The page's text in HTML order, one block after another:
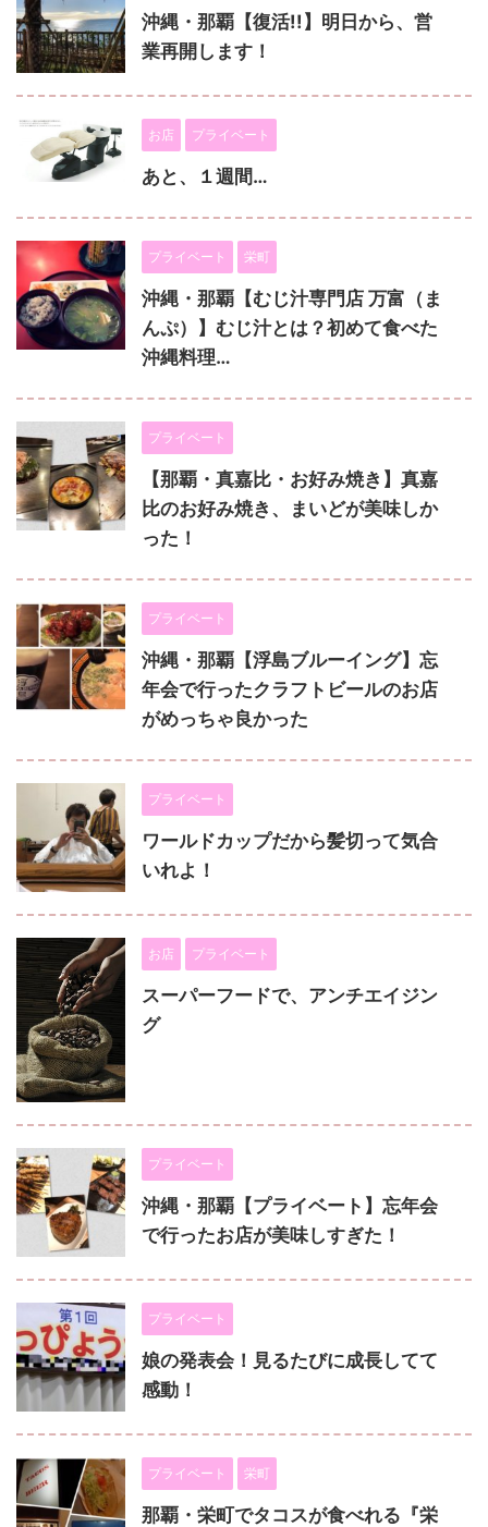
沖縄・那覇【復活!!】明日から、営
業再開します！
お店 プライベート
あと、１週間…
プライベート 栄町
沖縄・那覇【むじ汁専門店 万富（ま
んぷ）】むじ汁とは？初めて食べた
沖縄料理…
プライベート
【那覇・真嘉比・お好み焼き】真嘉
比のお好み焼き、まいどが美味しか
った！
プライベート
沖縄・那覇【浮島ブルーイング】忘
年会で行ったクラフトビールのお店
がめっちゃ良かった
プライベート
ワールドカップだから髪切って気合
いれよ！
お店 プライベート
スーパーフードで、アンチエイジン
グ
プライベート
沖縄・那覇【プライベート】忘年会
で行ったお店が美味しすぎた！
プライベート
娘の発表会！見るたびに成長してて
感動！
プライベート 栄町
那覇・栄町でタコスが食べれる『栄